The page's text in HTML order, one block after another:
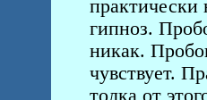
практически
гипноз.
никак.
чувствует.
толка от